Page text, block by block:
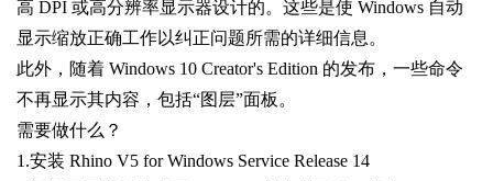
高 DPI 或高分辨率显示器设计的。这些是使 Windows 自动
显示缩放正确工作以纠正问题所需的详细信息。
此外，随着 Windows 10 Creator's Edition 的发布，一些命令
不再显示其内容，包括“图层”面板。
需要做什么？
1.安装 Rhino V5 for Windows Service Release 14